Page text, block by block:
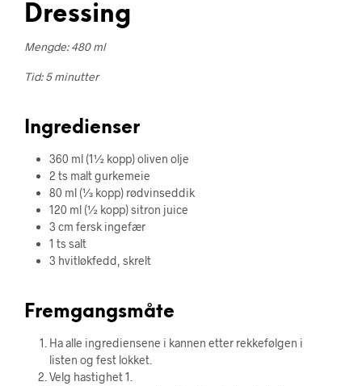
Dressing
Mengde: 480 ml
Tid: 5 minutter
Ingredienser
360 ml (1½ kopp) oliven olje
2 ts malt gurkemeie
80 ml (⅓ kopp) rødvinseddik
120 ml (½ kopp) sitron juice
3 cm fersk ingefær
1 ts salt
3 hvitløkfedd, skrelt
Fremgangsmåte
Ha alle ingrediensene i kannen etter rekkefølgen i
listen og fest lokket.
Velg hastighet 1.